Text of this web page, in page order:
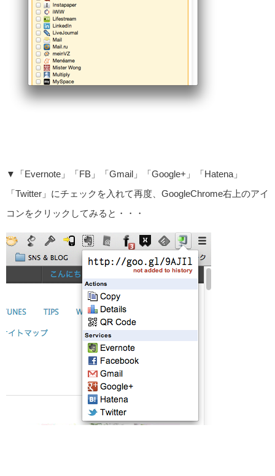
▼「Evernote」「FB」「Gmail」「Google+」「Hatena」
「Twitter」にチェックを入れて再度、GoogleChrome右上のアイ
コンをクリックしてみると・・・